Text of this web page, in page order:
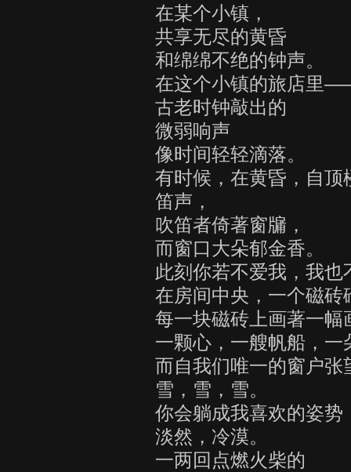
在某个小镇，
共享无尽的黄昏
和绵绵不绝的钟声。
在这个小镇的旅店里
古老时钟敲出的
微弱响声
像时间轻轻滴落。
有时候，在黄昏，自顶
笛声，
吹笛者倚著窗牖，
而窗口大朵郁金香。
此刻你若不爱我，我也
在房间中央，一个磁砖
每一块磁砖上画著一幅
一颗心，一艘帆船，一
而自我们唯一的窗户张
雪，雪，雪。
你会躺成我喜欢的姿势
淡然，冷漠。
一两回点燃火柴的